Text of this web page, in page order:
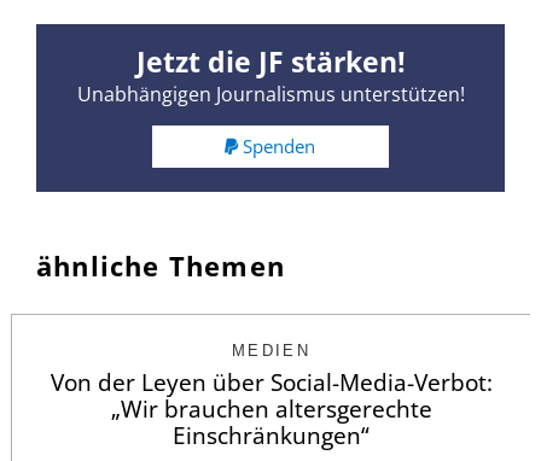
Jetzt die JF stärken!
Unabhängigen Journalismus unterstützen!
Spenden
ähnliche Themen
MEDIEN
Von der Leyen über Social-Media-Verbot:
„Wir brauchen altersgerechte
Einschränkungen“